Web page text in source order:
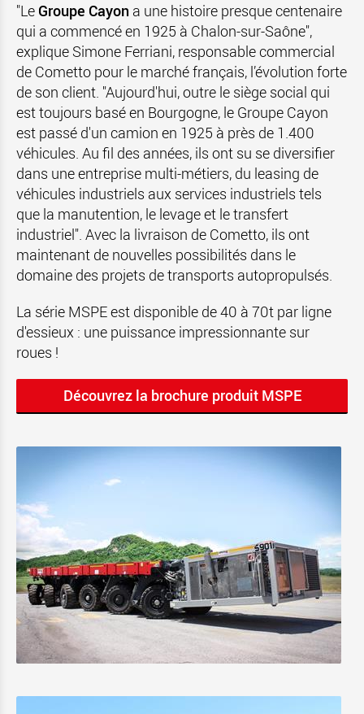
"Le Groupe Cayon a une histoire presque centenaire
qui a commencé en 1925 à Chalon-sur-Saône",
explique Simone Ferriani, responsable commercial
de Cometto pour le marché français, l’évolution forte
de son client. "Aujourd'hui, outre le siège social qui
est toujours basé en Bourgogne, le Groupe Cayon
est passé d'un camion en 1925 à près de 1.400
véhicules. Au fil des années, ils ont su se diversifier
dans une entreprise multi-métiers, du leasing de
véhicules industriels aux services industriels tels
que la manutention, le levage et le transfert
industriel". Avec la livraison de Cometto, ils ont
maintenant de nouvelles possibilités dans le
domaine des projets de transports autopropulsés.
La série MSPE est disponible de 40 à 70t par ligne
d'essieux : une puissance impressionnante sur
roues !
Découvrez la brochure produit MSPE